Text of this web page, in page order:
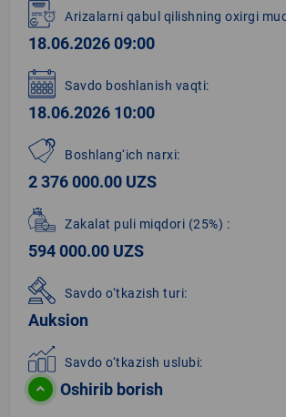
1
of
1
Arizalarni qabul qilishning oxirgi
18.06.2026 09:00
Savdo boshlanish vaqti:
18.06.2026 10:00
Boshlang‘ich narxi:
2 376 000.00 UZS
Zakalat puli miqdori (25%) :
594 000.00 UZS
Savdo o‘tkazish turi:
Auksion
Savdo o‘tkazish uslubi:
Oshirib borish